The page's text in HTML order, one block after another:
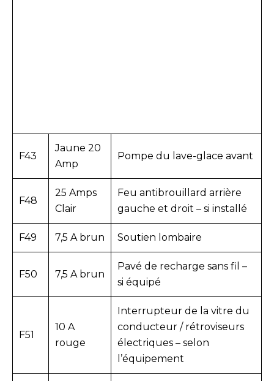
F43
Jaune 20
Amp
Pompe du lave-glace avant
F48
25 Amps
Clair
Feu antibrouillard arrière
gauche et droit – si installé
F49 7,5 A brun Soutien lombaire
F50 7,5 A brun
Pavé de recharge sans fil –
si équipé
F51
10 A
rouge
Interrupteur de la vitre du
conducteur / rétroviseurs
électriques – selon
l’équipement